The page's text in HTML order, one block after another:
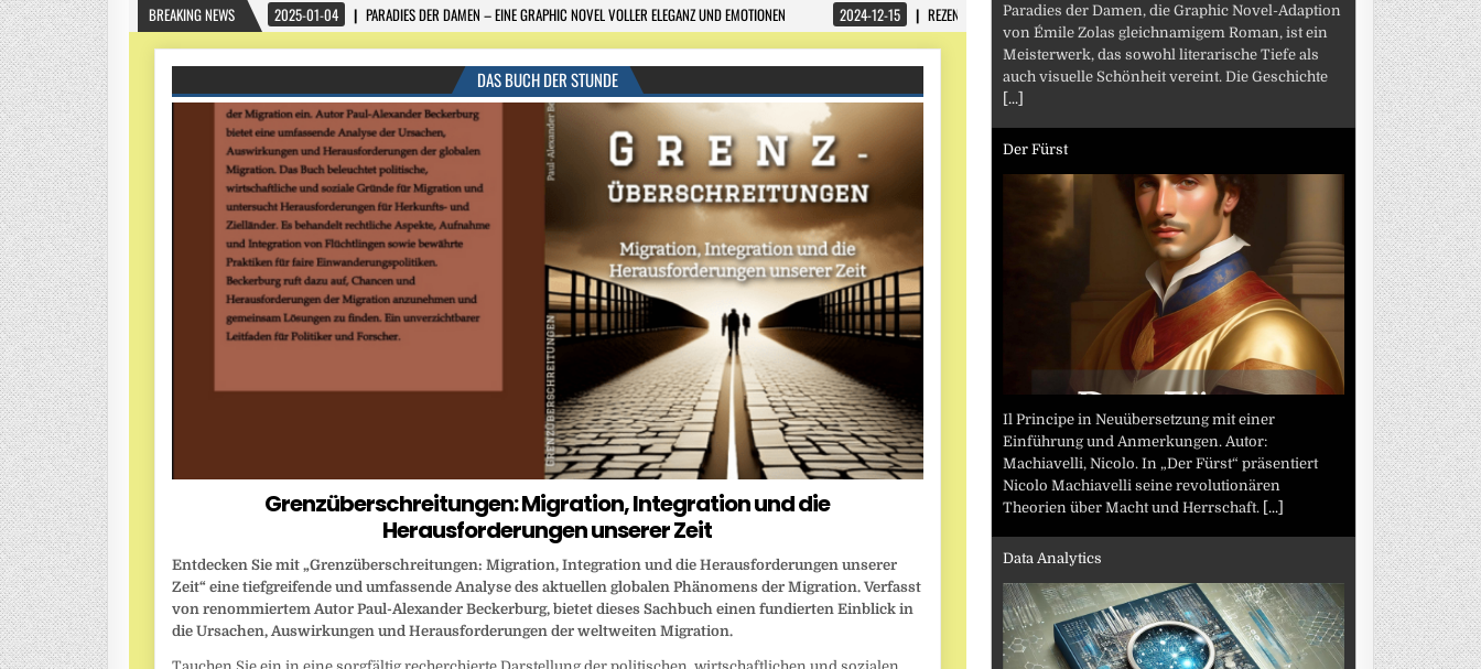
Paradies der Damen, die Graphic Novel-Adaption
von Émile Zolas gleichnamigem Roman, ist ein
Meisterwerk, das sowohl literarische Tiefe als
auch visuelle Schönheit vereint. Die Geschichte
[...]
Der Fürst
Il Principe in Neuübersetzung mit einer
Einführung und Anmerkungen. Autor:
Machiavelli, Nicolo. In „Der Fürst“ präsentiert
Nicolo Machiavelli seine revolutionären
Theorien über Macht und Herrschaft. [...]
Data Analytics